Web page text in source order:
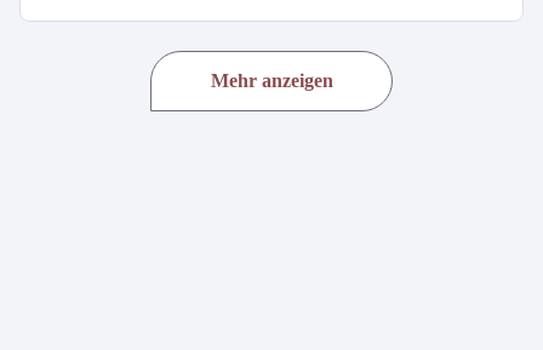
Mehr anzeigen